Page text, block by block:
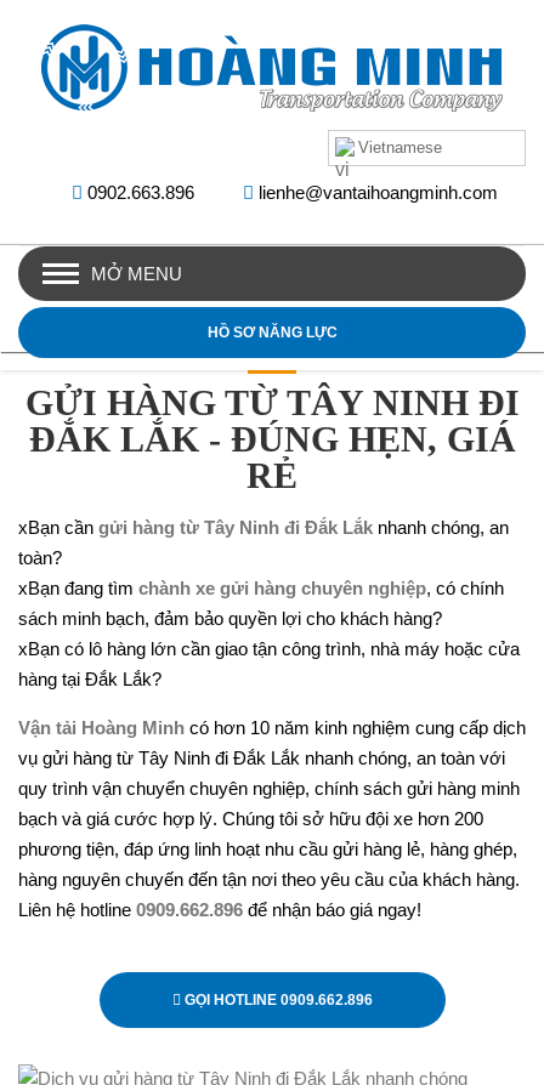
Vietnamese
0902.663.896 lienhe@vantaihoangminh.com
MỞ MENU
HỒ SƠ NĂNG LỰC
GỬI HÀNG TỪ TÂY NINH ĐI
ĐẮK LẮK - ĐÚNG HẸN, GIÁ
RẺ
xBạn cần gửi hàng từ Tây Ninh đi Đắk Lắk nhanh chóng, an
toàn?
xBạn đang tìm chành xe gửi hàng chuyên nghiệp, có chính
sách minh bạch, đảm bảo quyền lợi cho khách hàng?
xBạn có lô hàng lớn cần giao tận công trình, nhà máy hoặc cửa
hàng tại Đắk Lắk?
Vận tải Hoàng Minh có hơn 10 năm kinh nghiệm cung cấp dịch
vụ gửi hàng từ Tây Ninh đi Đắk Lắk nhanh chóng, an toàn với
quy trình vận chuyển chuyên nghiệp, chính sách gửi hàng minh
bạch và giá cước hợp lý. Chúng tôi sở hữu đội xe hơn 200
phương tiện, đáp ứng linh hoạt nhu cầu gửi hàng lẻ, hàng ghép,
hàng nguyên chuyến đến tận nơi theo yêu cầu của khách hàng.
Liên hệ hotline 0909.662.896 để nhận báo giá ngay!
GỌI HOTLINE 0909.662.896